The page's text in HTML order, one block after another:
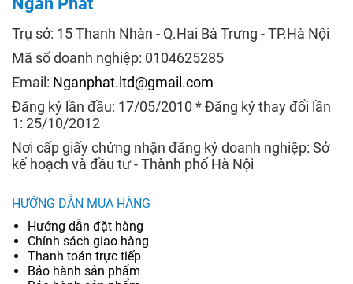
Trụ sở: 15 Thanh Nhàn - Q.Hai Bà Trưng - TP.Hà Nội
Mã số doanh nghiệp: 0104625285
Email: Nganphat.ltd@gmail.com
Đăng ký lần đầu: 17/05/2010 * Đăng ký thay đổi lần
1: 25/10/2012
Nơi cấp giấy chứng nhận đăng ký doanh nghiệp: Sở
kế hoạch và đầu tư - Thành phố Hà Nội
HƯỚNG DẪN MUA HÀNG
Hướng dẫn đặt hàng
Chính sách giao hàng
Thanh toán trực tiếp
Bảo hành sản phẩm